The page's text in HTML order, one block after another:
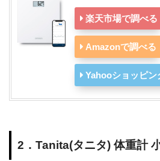
楽天市場で調べる
Amazonで調べる
Yahooショッピン
2．Tanita(タニタ) 体重計